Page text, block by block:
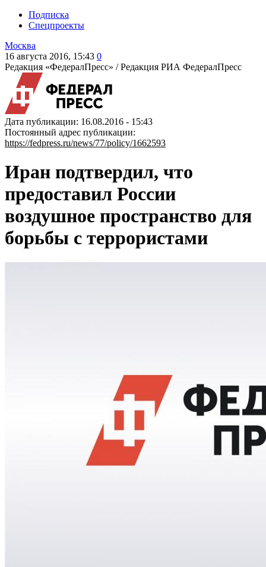
Подписка
Спецпроекты
Москва
16 августа 2016, 15:43 0
Редакция «ФедералПресс» /Редакция РИА ФедералПресс
Дата публикации: 16.08.2016 - 15:43
Постоянный адрес публикации:
https://fedpress.ru/news/77/policy/1662593
Иран подтвердил, что
предоставил России
воздушное пространство для
борьбы с террористами